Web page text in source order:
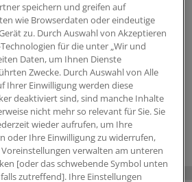
Flutkatastrophe im Ahrtal:
nicht unterkriegen
das Hochwasser Kliniken und
Westfalen und Rheinland-Pfalz.
und Ärzte praktizieren weiter –
auch von Hilfsorganisationen.
speichern und greifen auf
wie Browserdaten oder eindeutige
zu. Durch Auswahl von Akzeptieren
für die unter „Wir und
Daten, um Ihnen Dienste
Zwecke. Durch Auswahl von Alle
Ihrer Einwilligung werden diese
deaktiviert sind, sind manche Inhalte
nicht mehr so relevant für Sie. Sie
wieder aufrufen, um Ihre
oder Ihre Einwilligung zu widerrufen,
verwalten am unteren
[oder das schwebende Symbol unten
zutreffend]. Ihre Einstellungen